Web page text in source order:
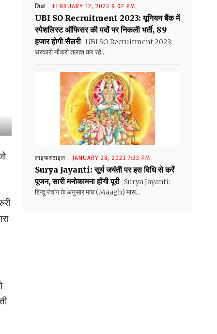
शिक्षा FEBRUARY 12, 2023 9:02 PM
UBI SO Recruitment 2023: यूनियन बैंक में
स्पेशलिस्ट ऑफिसर की पदों पर निकली भर्ती, 89
हजार होगी सैलरी UBI SO Recruitment 2023:
सरकारी नौकरी तलाश कर रहे...
लाइफस्टाइल JANUARY 28, 2023 7:33 PM
Surya Jayanti: सूर्य जयंती पर इस विधि से करें
पूजन, सारी मनोकामना होंगी पूरी Surya Jayanti:
हिन्दू पंचांग के अनुसार माघ (Maagh) मास...